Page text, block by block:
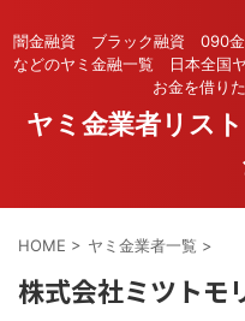
闇金融資 ブラック融資 090
などのヤミ金融一覧 日本全国
お金を借り
ヤミ金業者リス
HOME > ヤミ金業者一覧 >
株式会社ミツトモ